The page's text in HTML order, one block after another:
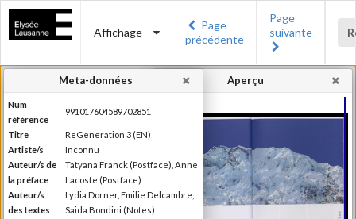
Affichage
Page
précédente
Page
suivante
Aperçu
Meta-données
Num
référence
991017604589702851
Titre
ReGeneration 3 (EN)
Artiste/s
Inconnu
Auteur/s de
la préface
Tatyana Franck (Postface), Anne
Lacoste (Postface)
Auteur/s
des textes
Lydia Dorner, Emilie Delcambre,
Saida Bondini (Notes)